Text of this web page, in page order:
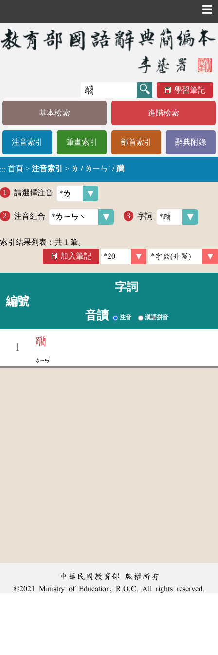
☰
學習筆記
基本檢索 進階檢索
注音索引 筆畫索引 部首索引 辭典附錄
::: 首頁 > 注音索引 > ㄌ / ㄌㄧㄣˋ / 躪
請選擇注音
注音組合 字詞
索引結果列表：共 1 筆。
加入筆記
編號
字詞
音讀 注音 漢語拼音
1
躪
ㄌㄧㄣ
ˋ
中華民國教育部 版權所有
©2021 Ministry of Education, R.O.C. All rights reserved.